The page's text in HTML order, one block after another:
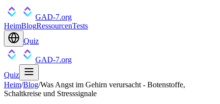
GAD-7.org
HeimBlogRessourcenTests
Quiz
GAD-7.org
Quiz
Heim/Blog/Was Angst im Gehirn verursacht - Botenstoffe,
Schaltkreise und Stresssignale